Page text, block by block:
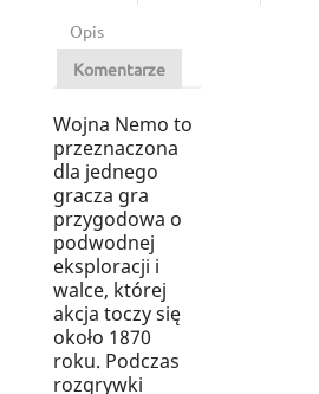
Opis
Komentarze
Wojna Nemo to
przeznaczona
dla jednego
gracza gra
przygodowa o
podwodnej
eksploracji i
walce, której
akcja toczy się
około 1870
roku. Podczas
rozgrywki